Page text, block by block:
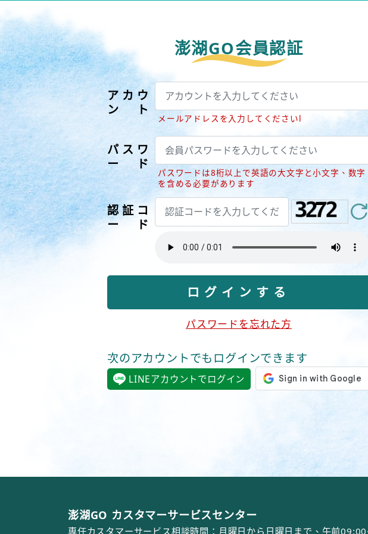
澎湖GO会員認証
アカウ
ント
メールアドレスを入力してくださいl
パスワ
ード
パスワードは8桁以上で英語の大文字と小文字、数字
を含める必要があります
認証コ
ード
パスワードを忘れた方
次のアカウントでもログインできます
LINEアカウントでログイン
澎湖GO カスタマーサービスセンター
専任カスタマーサービス相談時間：月曜日から日曜日まで、午前